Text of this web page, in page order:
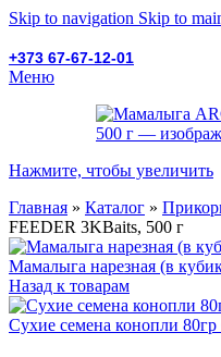
Skip to navigation Skip to
+373 67-67-12-01
Меню
Нажмите, чтобы увеличить
Главная » Каталог »
FEEDER 3KBaits, 500 г
Мамалыга нарезная (в
Назад к товарам
Сухие семена конопли